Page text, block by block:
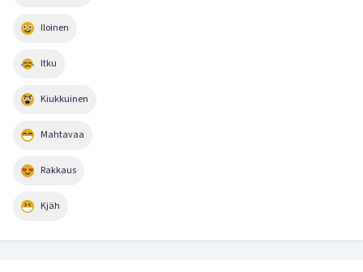
Iloinen
Itku
Kiukkuinen
Mahtavaa
Rakkaus
Kjäh